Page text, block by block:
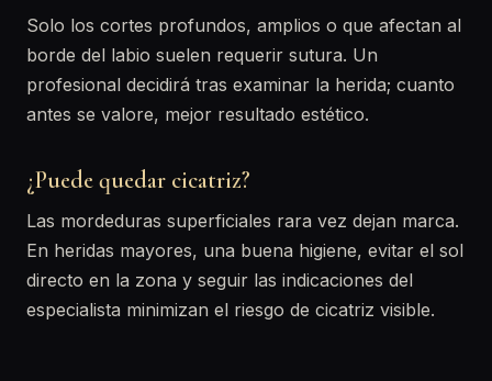
Solo los cortes profundos, amplios o que afectan al
borde del labio suelen requerir sutura. Un
profesional decidirá tras examinar la herida; cuanto
antes se valore, mejor resultado estético.
¿Puede quedar cicatriz?
Las mordeduras superficiales rara vez dejan marca.
En heridas mayores, una buena higiene, evitar el sol
directo en la zona y seguir las indicaciones del
especialista minimizan el riesgo de cicatriz visible.